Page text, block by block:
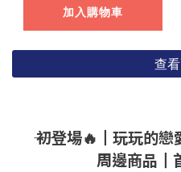
加入購物車
查
―― 初登場🔥┃玩玩的
周邊商品┃